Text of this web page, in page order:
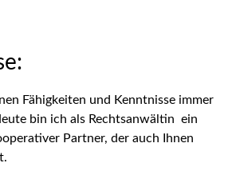
Fähigkeiten und Kenntnisse immer
bin ich als Rechtsanwältin ein
Partner, der auch Ihnen